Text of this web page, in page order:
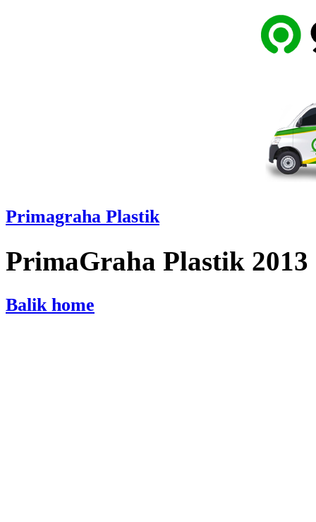
Primagraha Plastik
PrimaGraha Plastik 2013
Balik home